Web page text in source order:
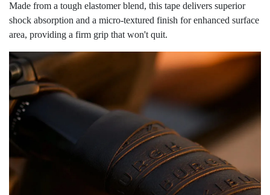
Made from a tough elastomer blend, this tape delivers superior
shock absorption and a micro-textured finish for enhanced surface
area, providing a firm grip that won't quit.